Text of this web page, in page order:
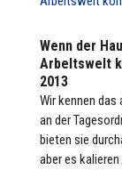
Wenn der
ArbeItswelt
2013
Wir kennen
an der
bieten sie
aber es­